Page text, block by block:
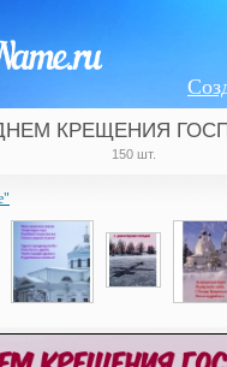
КРЕЩЕНИЯ
150 шт.